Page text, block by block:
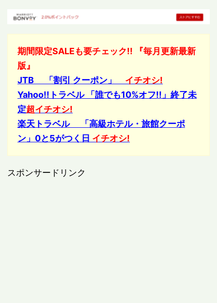
期間限定SALEも要チェック!! 『毎月更新最新
版』
JTB 「割引 クーポン」 イチオシ!
Yahoo!!トラベル 「誰でも10%オフ!!」終了未
定超イチオシ!
楽天トラベル 「高級ホテル・旅館クーポ
ン」0と5がつく日 イチオシ!
スポンサードリンク